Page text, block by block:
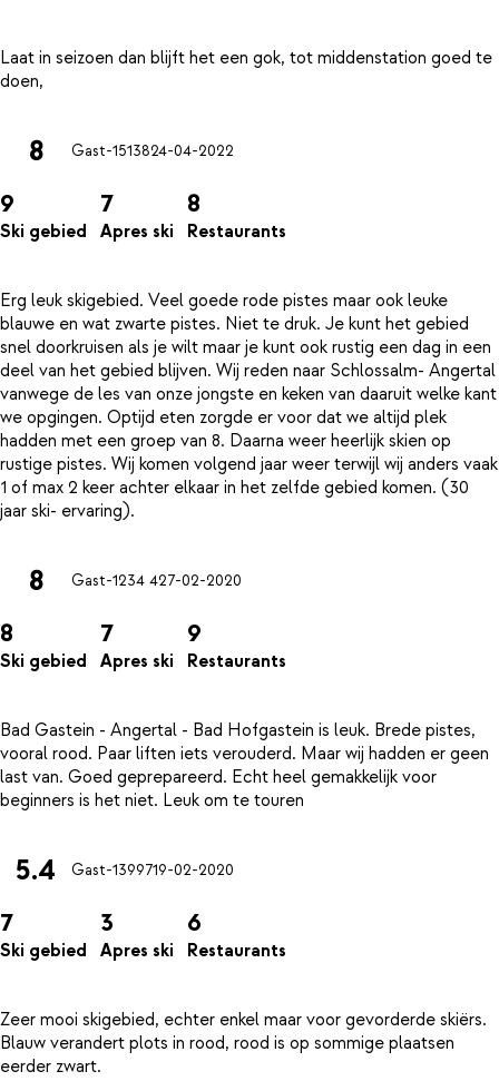
Laat in seizoen dan blijft het een gok, tot middenstation goed te
8 Gast-1513824-04-2022
9
Ski gebied
7
Apres ski
8
Restaurants
Erg leuk skigebied. Veel goede rode pistes maar ook leuke
blauwe en wat zwarte pistes. Niet te druk. Je kunt het gebied
snel doorkruisen als je wilt maar je kunt ook rustig een dag in een
deel van het gebied blijven. Wij reden naar Schlossalm- Angertal
vanwege de les van onze jongste en keken van daaruit welke kant
we opgingen. Optijd eten zorgde er voor dat we altijd plek
hadden met een groep van 8. Daarna weer heerlijk skien op
rustige pistes. Wij komen volgend jaar weer terwijl wij anders vaak
1 of max 2 keer achter elkaar in het zelfde gebied komen. (30
8 Gast-1234 427-02-2020
8
Ski gebied
7
Apres ski
9
Restaurants
Bad Gastein - Angertal - Bad Hofgastein is leuk. Brede pistes,
vooral rood. Paar liften iets verouderd. Maar wij hadden er geen
last van. Goed geprepareerd. Echt heel gemakkelijk voor
5.4 Gast-1399719-02-2020
7
Ski gebied
3
Apres ski
6
Restaurants
Zeer mooi skigebied, echter enkel maar voor gevorderde skiërs.
Blauw verandert plots in rood, rood is op sommige plaatsen